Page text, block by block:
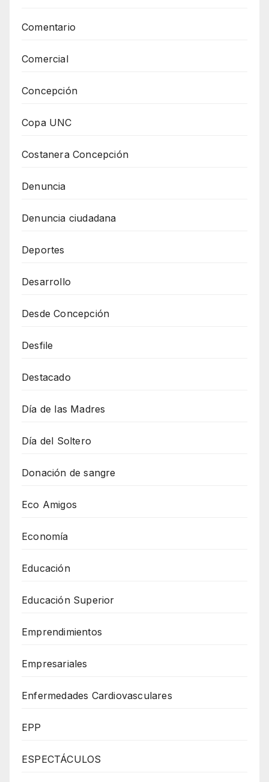
Comentario
Comercial
Concepción
Copa UNC
Costanera Concepción
Denuncia
Denuncia ciudadana
Deportes
Desarrollo
Desde Concepción
Desfile
Destacado
Día de las Madres
Día del Soltero
Donación de sangre
Eco Amigos
Economía
Educación
Educación Superior
Emprendimientos
Empresariales
Enfermedades Cardiovasculares
EPP
ESPECTÁCULOS